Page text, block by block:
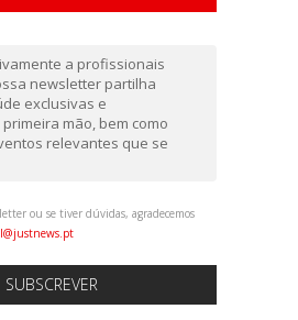
a profissionais
newsletter partilha
exclusivas e
mão, bem como
relevantes que se
ou se tiver dúvidas, agradecemos
SUBSCREVER